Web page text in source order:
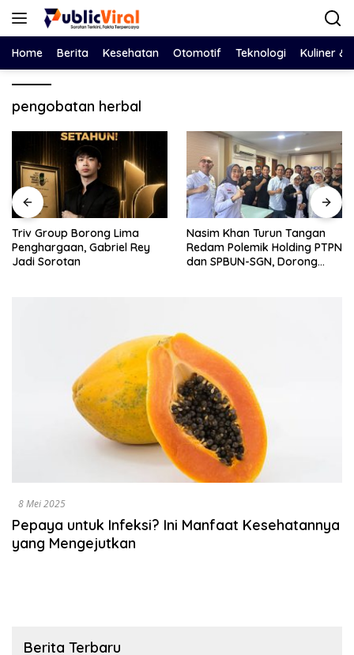
Langsung
Home Berita Kesehatan Otomotif Teknologi Kuliner &
pengobatan herbal
Triv Group Borong Lima
Penghargaan, Gabriel Rey
Jadi Sorotan
Nasim Khan Turun Tangan
Redam Polemik Holding PTPN
dan SPBUN-SGN, Dorong
8 Mei 2025
Pepaya untuk Infeksi? Ini Manfaat Kesehatannya
yang Mengejutkan
Berita Terbaru